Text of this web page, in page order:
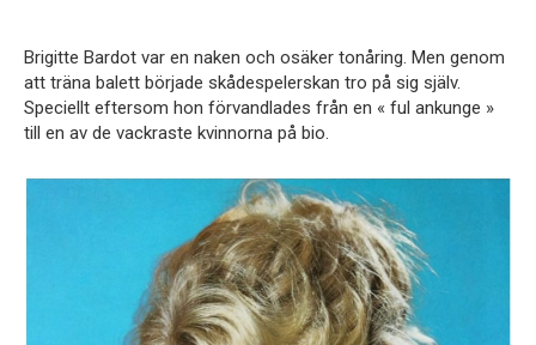
Brigitte Bardot var en naken och osäker tonåring. Men genom
att träna balett började skådespelerskan tro på sig själv.
Speciellt eftersom hon förvandlades från en « ful ankunge »
till en av de vackraste kvinnorna på bio.